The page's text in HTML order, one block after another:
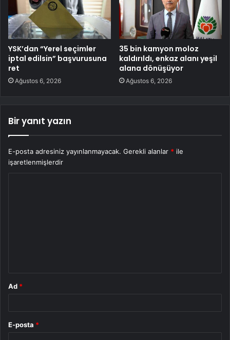
YSK’dan “Yerel seçimler
iptal edilsin” başvurusuna
ret
Ağustos 6, 2026
35 bin kamyon moloz
kaldırıldı, enkaz alanı yeşil
alana dönüşüyor
Ağustos 6, 2026
Bir yanıt yazın
E-posta adresiniz yayınlanmayacak. Gerekli alanlar * ile
işaretlenmişlerdir
Ad *
E-posta *